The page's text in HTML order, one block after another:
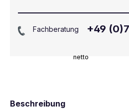
netto
Fachberatung +49
Beschreibung